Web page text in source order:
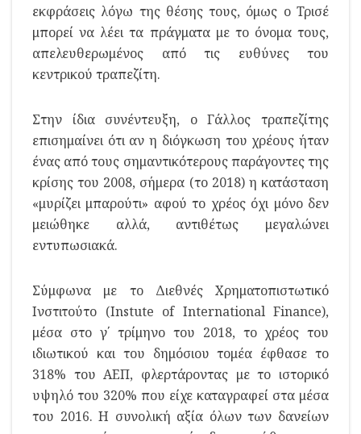
εκφράσεις λόγω της θέσης τους, όμως ο Τρισέ
μπορεί να λέει τα πράγματα με το όνομα τους,
απελευθερωμένος από τις ευθύνες του
κεντρικού τραπεζίτη.
Στην ίδια συνέντευξη, ο Γάλλος τραπεζίτης
επισημαίνει ότι αν η διόγκωση του χρέους ήταν
ένας από τους σημαντικότερους παράγοντες της
κρίσης του 2008, σήμερα (το 2018) η κατάσταση
«μυρίζει μπαρούτι» αφού το χρέος όχι μόνο δεν
μειώθηκε αλλά, αντιθέτως μεγαλώνει
εντυπωσιακά.
Σύμφωνα με το Διεθνές Χρηματοπιστωτικό
Ινστιτούτο (Instute of International Finance),
μέσα στο γ΄ τρίμηνο του 2018, το χρέος του
ιδιωτικού και του δημόσιου τομέα έφθασε το
318% του ΑΕΠ, φλερτάροντας με το ιστορικό
υψηλό του 320% που είχε καταγραφεί στα μέσα
του 2016. Η συνολική αξία όλων των δανείων